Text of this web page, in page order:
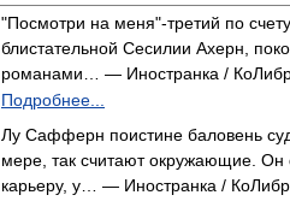
"Посмотри на меня"-третий по
блистательной Сесилии Ахерн,
романами… — Иностранка /
Подробнее...
Лу Сафферн поистине баловень
мере, так считают окружающие. Он
карьеру, у… — Иностранка /